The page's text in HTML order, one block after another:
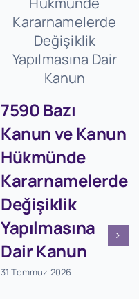
7590 Bazı
Kanun ve Kanun
Hükmünde
Kararnamelerde
Değişiklik
Yapılmasına
Dair Kanun
31 Temmuz 2026